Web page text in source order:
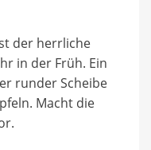
der herrliche
in der Früh. Ein
runder Scheibe
Macht die